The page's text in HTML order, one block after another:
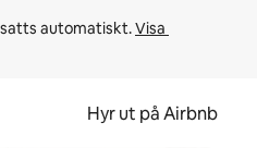
automatiskt. Visa
Hyr ut på Airbnb